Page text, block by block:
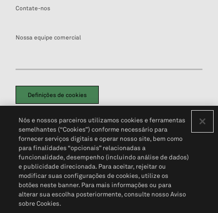
Contate-nos
Nossa equipe comercial
Definições de cookies
Política de PrivacidadePortal de privacidade do cliente (em inglês)
Não Venda Minhas Informações Pessoais© 2026 S&P Global
Nós e nossos parceiros utilizamos cookies e ferramentas
semelhantes (“Cookies”) conforme necessário para
fornecer serviços digitais e operar nosso site, bem como
para finalidades “opcionais” relacionadas a
funcionalidade, desempenho (incluindo análise de dados)
e publicidade direcionada. Para aceitar, rejeitar ou
modificar suas configurações de cookies, utilize os
botões neste banner. Para mais informações ou para
alterar sua escolha posteriormente, consulte nosso Aviso
sobre Cookies.